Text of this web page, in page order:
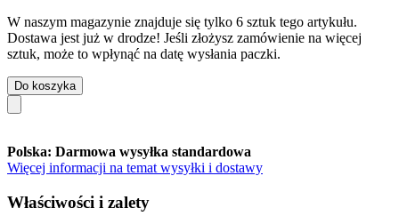
W naszym magazynie znajduje się tylko 6 sztuk tego artykułu.
Dostawa jest już w drodze! Jeśli złożysz zamówienie na więcej
sztuk, może to wpłynąć na datę wysłania paczki.
Do koszyka
Polska: Darmowa wysyłka standardowa
Więcej informacji na temat wysyłki i dostawy
Właściwości i zalety